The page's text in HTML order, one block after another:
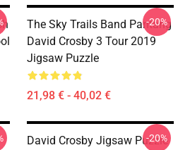
The Sky Trails Band Pantang
David Crosby 3 Tour 2019
Jigsaw Puzzle
21,98 € - 40,02 €
-20%
David Crosby Jigsaw Puzzle
-20%